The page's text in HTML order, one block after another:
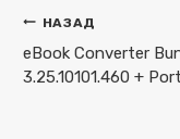
Навигация
по
записям
НАЗАД
eBook Converter
3.25.10101.460 +